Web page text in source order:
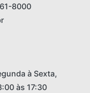
8000
à Sexta,
às 17:30